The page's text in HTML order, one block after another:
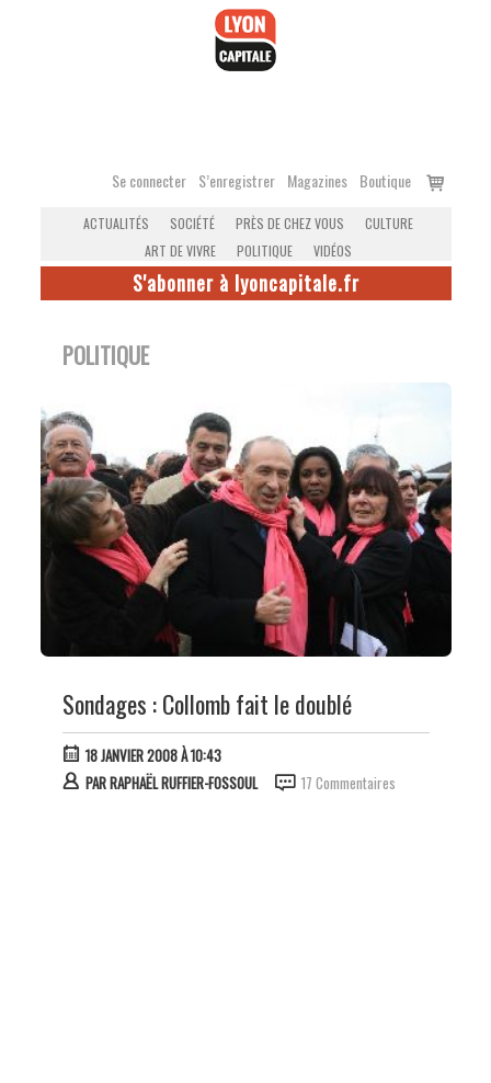
Se connecter S’enregistrer Magazines Boutique
Voir
ACTUALITÉS SOCIÉTÉ PRÈS DE CHEZ VOUS
CULTURE
ART DE VIVRE
POLITIQUE VIDÉOS
S'abonner à lyoncapitale.fr
POLITIQUE
Sondages : Collomb fait le doublé
18 JANVIER 2008 À 10:43
PARRAPHAËL RUFFIER-FOSSOUL 17 Commentaires